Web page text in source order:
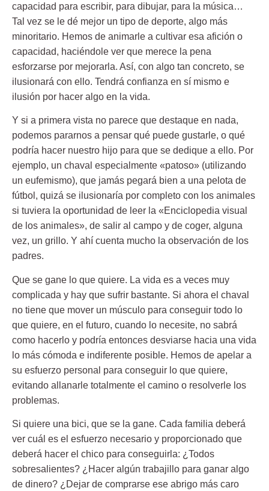
capacidad para escribir, para dibujar, para la música…
Tal vez se le dé mejor un tipo de deporte, algo más
minoritario. Hemos de animarle a cultivar esa afición o
capacidad, haciéndole ver que merece la pena
esforzarse por mejorarla. Así, con algo tan concreto, se
ilusionará con ello. Tendrá confianza en sí mismo e
ilusión por hacer algo en la vida.
Y si a primera vista no parece que destaque en nada,
podemos pararnos a pensar qué puede gustarle, o qué
podría hacer nuestro hijo para que se dedique a ello. Por
ejemplo, un chaval especialmente «patoso» (utilizando
un eufemismo), que jamás pegará bien a una pelota de
fútbol, quizá se ilusionaría por completo con los animales
si tuviera la oportunidad de leer la «Enciclopedia visual
de los animales», de salir al campo y de coger, alguna
vez, un grillo. Y ahí cuenta mucho la observación de los
padres.
Que se gane lo que quiere. La vida es a veces muy
complicada y hay que sufrir bastante. Si ahora el chaval
no tiene que mover un músculo para conseguir todo lo
que quiere, en el futuro, cuando lo necesite, no sabrá
como hacerlo y podría entonces desviarse hacia una vida
lo más cómoda e indiferente posible. Hemos de apelar a
su esfuerzo personal para conseguir lo que quiere,
evitando allanarle totalmente el camino o resolverle los
problemas.
Si quiere una bici, que se la gane. Cada familia deberá
ver cuál es el esfuerzo necesario y proporcionado que
deberá hacer el chico para conseguirla: ¿Todos
sobresalientes? ¿Hacer algún trabajillo para ganar algo
de dinero? ¿Dejar de comprarse ese abrigo más caro